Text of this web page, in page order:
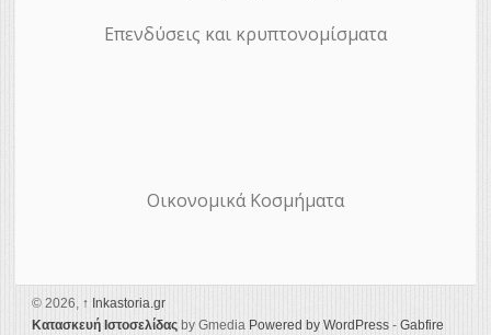
Επενδύσεις και κρυπτονομίσματα
Οικονομικά Κοσμήματα
© 2026, ↑ Ιnkastoria.gr
Κατασκευή Ιστοσελίδας by Gmedia Powered by WordPress - Gabfire